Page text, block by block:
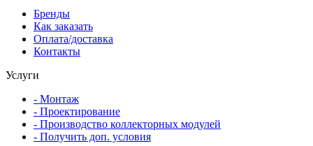
Бренды
Как заказать
Оплата/доставка
Контакты
Услуги
- Монтаж
- Проектирование
- Производство коллекторных модулей
- Получить доп. условия